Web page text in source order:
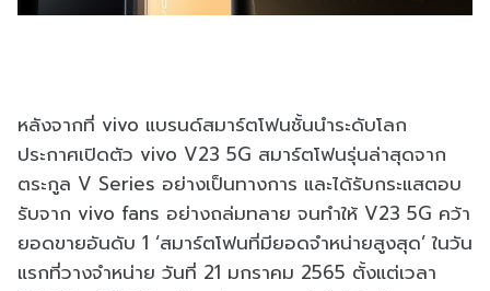
หลังจากที่ vivo แบรนด์สมาร์ตโฟนชั้นนำระดับโลก
ประกาศเปิดตัว vivo V23 5G สมาร์ตโฟนรุ่นล่าสุดจาก
ตระกูล V Series อย่างเป็นทางการ และได้รับกระแสตอบ
รับจาก vivo fans อย่างถล่มทลาย จนทำให้ V23 5G คว้า
ยอดขายอันดับ 1 ‘สมาร์ตโฟนที่มียอดจำหน่ายสูงสุด’ ในวัน
แรกที่วางจำหน่าย วันที่ 21 มกราคม 2565 ตั้งแต่เวลา